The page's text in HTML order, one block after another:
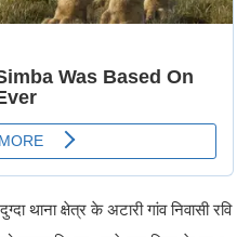
थाना क्षेत्र के अटारी गांव निवासी रवि